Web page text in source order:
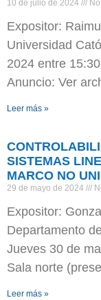
10 de julio de 2024
Expositor:
Universidad
2024 entre
Anuncio: Ver
Leer más »
SISTEMAS
MARCO NO
29 de mayo de 2024
Expositor:
Departamento
Jueves 30 de
Sala norte
Leer más »